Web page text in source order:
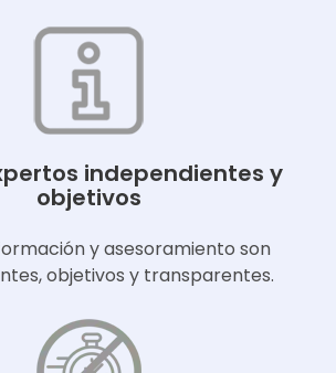
independientes y
objetivos
y asesoramiento son
objetivos y transparentes.